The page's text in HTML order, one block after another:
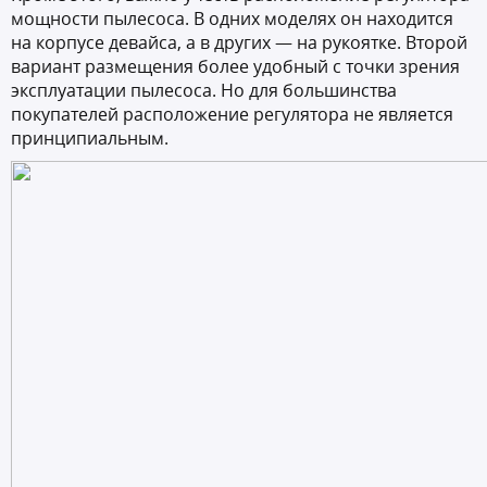
мощности пылесоса. В одних моделях он находится
на корпусе девайса, а в других — на рукоятке. Второй
вариант размещения более удобный с точки зрения
эксплуатации пылесоса. Но для большинства
покупателей расположение регулятора не является
принципиальным.